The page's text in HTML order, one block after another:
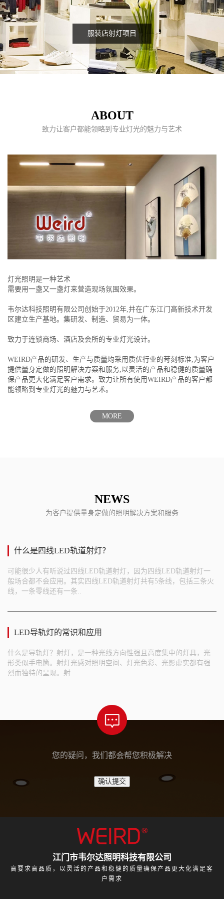
服装店射灯项目
ABOUT
致力让客户都能领略到专业灯光的魅力与艺术
灯光照明是一种艺术
需要用一盏又一盏灯来营造现场氛围效果。
韦尔达科技照明有限公司创始于2012年,并在广东江门高新技术开发
区建立生产基地。集研发、制造、贸易为一体。
致力于连锁商场、酒店及会所的专业灯光设计。
WEIRD产品的研发、生产与质量均采用质优行业的苛刻标准,为客户
提供量身定做的照明解决方案和服务,以灵活的产品和稳健的质量确
保产品更大化满足客户需求。致力让所有使用WEIRD产品的客户都
能领略到专业灯光的魅力与艺术。
MORE
NEWS
为客户提供量身定做的照明解决方案和服务
什么是四线LED轨道射灯？
可能很少人有听说过四线LED轨道射灯，因为四线LED轨道射灯一
般场合都不会应用。其实四线LED轨道射灯共有5条线，包括三条火
线，一条零线还有一条..
LED导轨灯的常识和应用
什么是导轨灯？射灯，是一种光线方向性强且高度集中的灯具，光
形类似手电筒。射灯光感对照明空间、灯光色彩、光影虚实都有强
烈而独特的呈现。射..
您的疑问，我们都会帮您积极解决
江门市韦尔达照明科技有限公司
高要求高品质，以灵活的产品和稳健的质量确保产品更大化满足客
户需求